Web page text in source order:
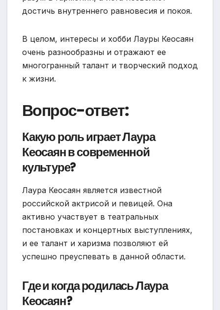
достичь внутреннего равновесия и покоя.
В целом, интересы и хобби Лауры Кеосаян
очень разнообразны и отражают ее
многогранный талант и творческий подход
к жизни.
Вопрос-ответ:
Какую роль играет Лаура
Кеосаян в современной
культуре?
Лаура Кеосаян является известной
российской актрисой и певицей. Она
активно участвует в театральных
постановках и концертных выступлениях,
и ее талант и харизма позволяют ей
успешно преуспевать в данной области.
Где и когда родилась Лаура
Кеосаян?